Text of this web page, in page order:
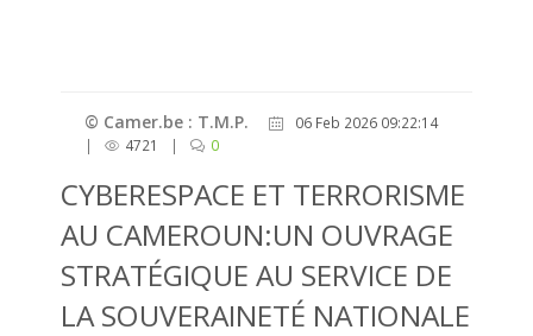
© Camer.be : T.M.P.
06 Feb 2026 09:22:14
|
4721 | 0
CYBERESPACE ET TERRORISME
AU CAMEROUN:UN OUVRAGE
STRATÉGIQUE AU SERVICE DE
LA SOUVERAINETÉ NATIONALE